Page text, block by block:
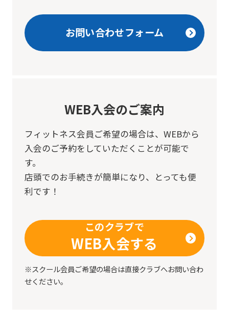
お問い合わせフォーム
WEB入会のご案内
フィットネス会員ご希望の場合は、 WEBから
入会のご予約をしていただくことが可能で
す。
店頭でのお手続きが簡単になり、とっても便
利です！
このクラブで
WEB入会する
※スクール会員ご希望の場合は直接クラブへお問い合わ
せください。
using
the